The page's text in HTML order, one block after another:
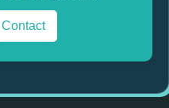
Contact